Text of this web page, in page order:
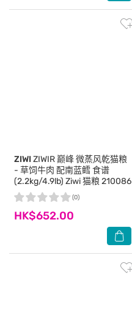
ZIWI ZIWIR 巅峰 微蒸风乾猫粮
- 草饲牛肉 配南蓝鳕 食谱
(2.2kg/4.9lb) Ziwi 猫粮 210086
HK$652.00
(0)